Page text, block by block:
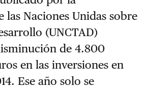
las Naciones Unidas sobre
(UNCTAD)
de 4.800
en las inversiones en
Ese año solo se